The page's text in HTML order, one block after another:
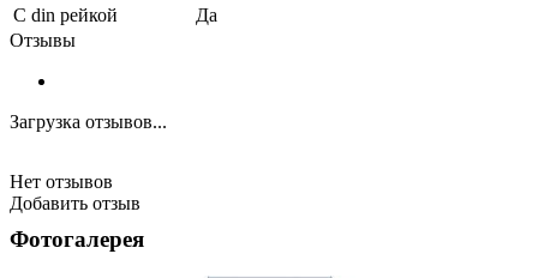
С din рейкой
Да
Отзывы
Загрузка отзывов...
Нет отзывов
Добавить отзыв
Фотогалерея